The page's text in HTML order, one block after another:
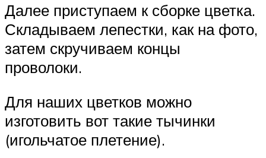
Далее приступаем к сборке цветка.
Складываем лепестки, как на фото,
затем скручиваем концы
проволоки.
Для наших цветков можно
изготовить вот такие тычинки
(игольчатое плетение).